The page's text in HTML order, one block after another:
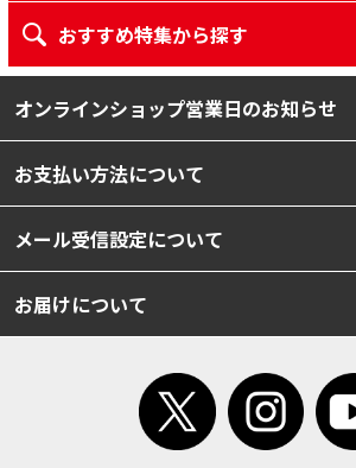
おすすめ特集から探す
オンラインショップ営業日のお知らせ
お支払い方法について
メール受信設定について
お届けについて